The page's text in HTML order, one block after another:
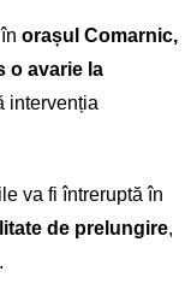
orașul Comarnic,
o avarie la
intervenția
va fi întreruptă în
de prelungire,